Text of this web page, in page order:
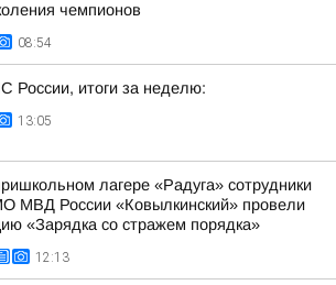
чемпионов
08:54
России, итоги за неделю:
13:05
лагере «Радуга» сотрудники
МВД России «Ковылкинский» провели
«Зарядка со стражем порядка»
12:13